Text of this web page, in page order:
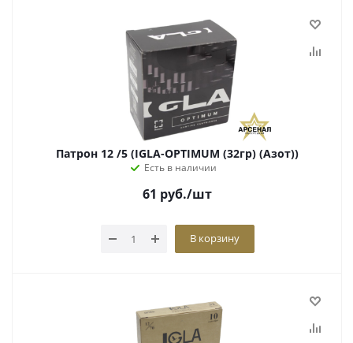
Патрон 12 /5 (IGLA-OPTIMUM (32гр) (Азот))
Есть в наличии
61 руб./шт
В корзину